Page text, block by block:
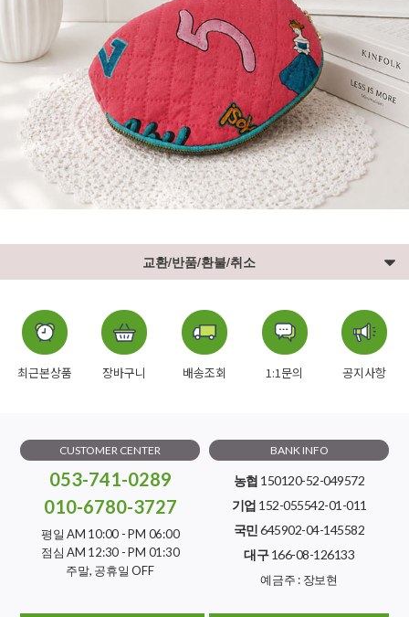
교환/반품/환불/취소
최근본상품 장바구니 배송조회 1:1문의 공지사항
CUSTOMER CENTER
053-741-0289
010-6780-3727
평일 AM 10:00 - PM 06:00
점심 AM 12:30 - PM 01:30
주말, 공휴일 OFF
BANK INFO
농협 150120-52-049572
기업 152-055542-01-011
국민645902-04-145582
대구166-08-126133
예금주 : 장보현